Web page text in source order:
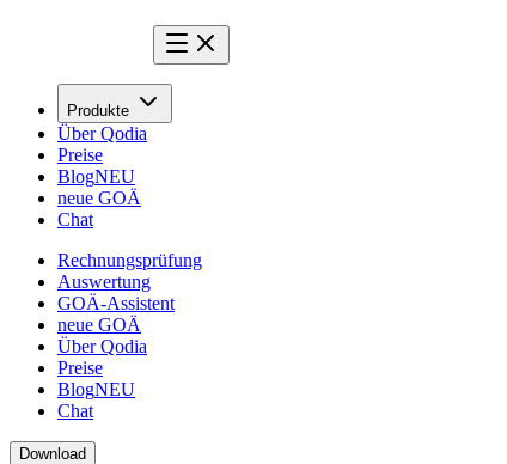
Produkte
Über Qodia
Preise
BlogNEU
neue GOÄ
Chat
Rechnungsprüfung
Auswertung
GOÄ-Assistent
neue GOÄ
Über Qodia
Preise
BlogNEU
Chat
Download